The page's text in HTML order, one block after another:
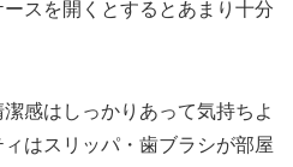
スを開くとするとあまり十分
感はしっかりあって気持ちよ
はスリッパ・歯ブラシが部屋